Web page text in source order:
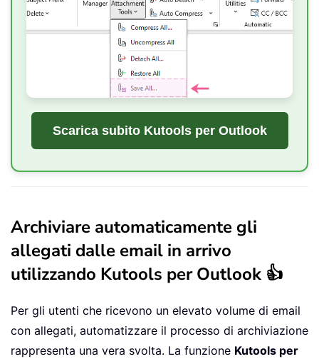
Scarica subito Kutools per Outlook
Archiviare automaticamente gli
allegati dalle email in arrivo
utilizzando Kutools per Outlook 👍
Per gli utenti che ricevono un elevato volume di email
con allegati, automatizzare il processo di archiviazione
rappresenta una vera svolta. La funzione Kutools per